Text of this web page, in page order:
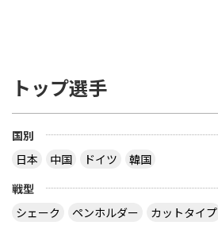
トップ選手
国別
日本
中国 ドイツ
韓国
戦型
シェーク
ペンホルダー カットタイプ